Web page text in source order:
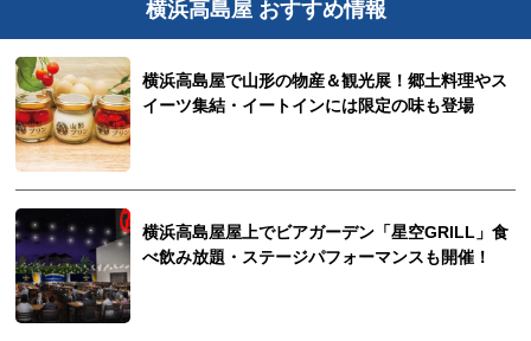
横浜高島屋 おすすめ情報
横浜高島屋で山形の物産＆観光展！郷土料理やス
イーツ集結・イートインには限定の味も登場
横浜高島屋屋上でビアガーデン「星空GRILL」食
べ飲み放題・ステージパフォーマンスも開催！